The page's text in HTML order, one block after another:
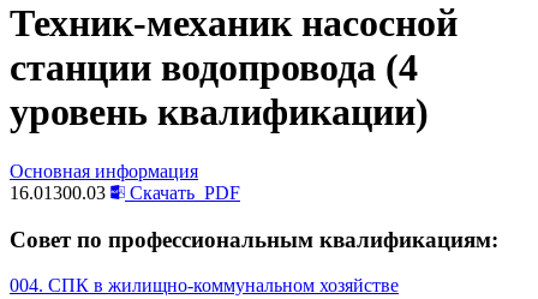
Техник-механик насосной
станции водопровода (4
уровень квалификации)
Основная информация
16.01300.03
Скачать PDF
Совет по профессиональным квалификациям:
004. СПК в жилищно-коммунальном хозяйстве